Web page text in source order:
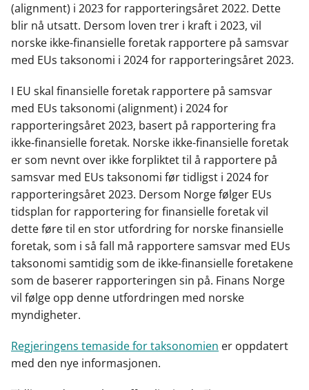
(alignment) i 2023 for rapporteringsåret 2022. Dette
blir nå utsatt. Dersom loven trer i kraft i 2023, vil
norske ikke-finansielle foretak rapportere på samsvar
med EUs taksonomi i 2024 for rapporteringsåret 2023.
I EU skal finansielle foretak rapportere på samsvar
med EUs taksonomi (alignment) i 2024 for
rapporteringsåret 2023, basert på rapportering fra
ikke-finansielle foretak. Norske ikke-finansielle foretak
er som nevnt over ikke forpliktet til å rapportere på
samsvar med EUs taksonomi før tidligst i 2024 for
rapporteringsåret 2023. Dersom Norge følger EUs
tidsplan for rapportering for finansielle foretak vil
dette føre til en stor utfordring for norske finansielle
foretak, som i så fall må rapportere samsvar med EUs
taksonomi samtidig som de ikke-finansielle foretakene
som de baserer rapporteringen sin på. Finans Norge
vil følge opp denne utfordringen med norske
myndigheter.
Regjeringens temaside for taksonomien er oppdatert
med den nye informasjonen.